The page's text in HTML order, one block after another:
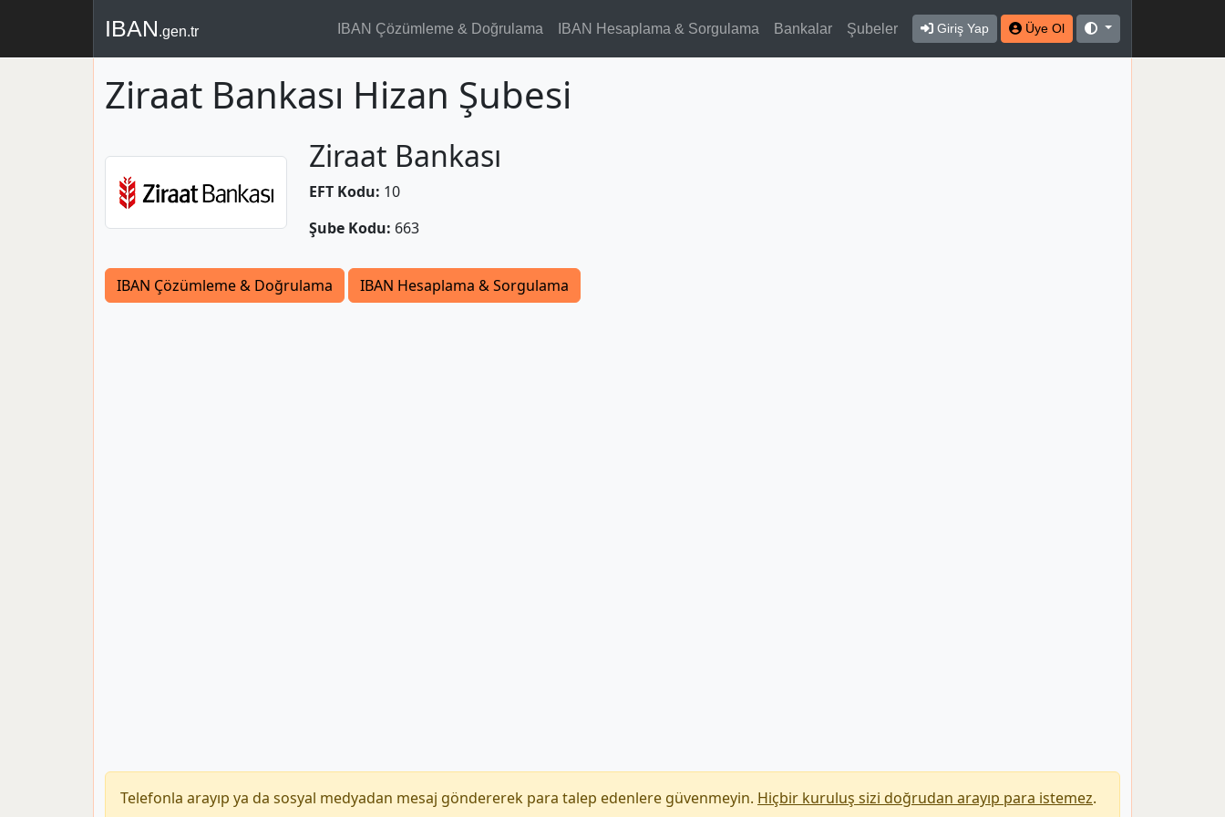
IBAN.gen.tr IBAN Çözümleme & Doğrulama IBAN Hesaplama & Sorgulama Bankalar Şubeler Giriş Yap Üye Ol
Ziraat Bankası Hizan Şubesi
Ziraat Bankası
EFT Kodu: 10
Şube Kodu: 663
IBAN Çözümleme & Doğrulama IBAN Hesaplama & Sorgulama
Telefonla arayıp ya da sosyal medyadan mesaj göndererek para talep edenlere güvenmeyin. Hiçbir kuruluş sizi doğrudan arayıp para istemez.